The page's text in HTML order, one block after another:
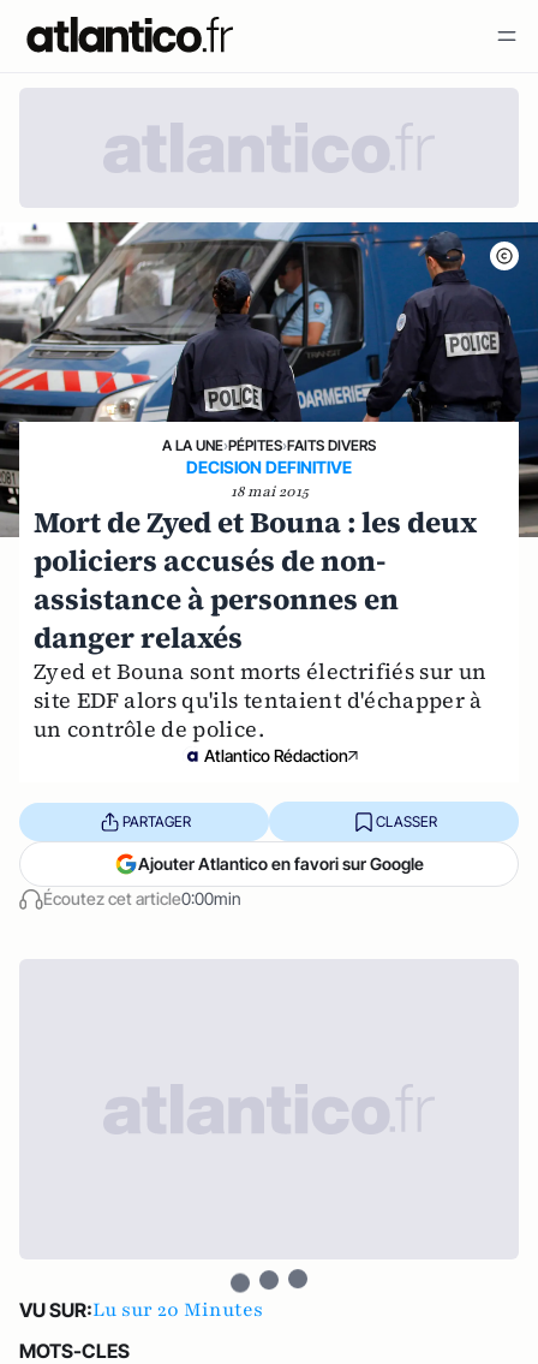
A LA UNE›PÉPITES›FAITS DIVERS
DECISION DEFINITIVE
18 mai 2015
Mort de Zyed et Bouna : les deux
policiers accusés de non-
assistance à personnes en
danger relaxés
Zyed et Bouna sont morts électrifiés sur un
site EDF alors qu'ils tentaient d'échapper à
un contrôle de police.
Atlantico Rédaction
Écoutez cet article0:00min
PARTAGER CLASSER
Ajouter Atlantico en favori sur Google
VU SUR:Lu sur 20 Minutes
MOTS-CLES